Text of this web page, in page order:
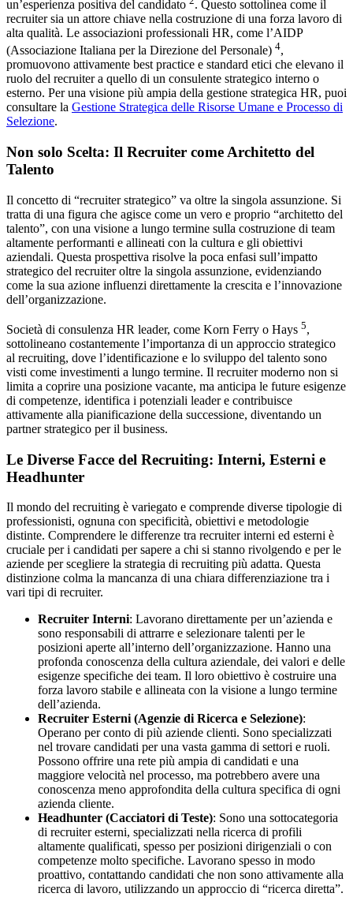
un’esperienza positiva del candidato
. Questo sottolinea come il
recruiter sia un attore chiave nella costruzione di una forza lavoro di
alta qualità. Le associazioni professionali HR, come l’AIDP
(Associazione Italiana per la Direzione del Personale) 4,
promuovono attivamente best practice e standard etici che elevano il
ruolo del recruiter a quello di un consulente strategico interno o
esterno. Per una visione più ampia della gestione strategica HR, puoi
consultare la Gestione Strategica delle Risorse Umane e Processo di
Selezione.
Non solo Scelta: Il Recruiter come Architetto del
Talento
Il concetto di “recruiter strategico” va oltre la singola assunzione. Si
tratta di una figura che agisce come un vero e proprio “architetto del
talento”, con una visione a lungo termine sulla costruzione di team
altamente performanti e allineati con la cultura e gli obiettivi
aziendali. Questa prospettiva risolve la poca enfasi sull’impatto
strategico del recruiter oltre la singola assunzione, evidenziando
come la sua azione influenzi direttamente la crescita e l’innovazione
dell’organizzazione.
Società di consulenza HR leader, come Korn Ferry o Hays 5,
sottolineano costantemente l’importanza di un approccio strategico
al recruiting, dove l’identificazione e lo sviluppo del talento sono
visti come investimenti a lungo termine. Il recruiter moderno non si
limita a coprire una posizione vacante, ma anticipa le future esigenze
di competenze, identifica i potenziali leader e contribuisce
attivamente alla pianificazione della successione, diventando un
partner strategico per il business.
Le Diverse Facce del Recruiting: Interni, Esterni e
Headhunter
Il mondo del recruiting è variegato e comprende diverse tipologie di
professionisti, ognuna con specificità, obiettivi e metodologie
distinte. Comprendere le differenze tra recruiter interni ed esterni è
cruciale per i candidati per sapere a chi si stanno rivolgendo e per le
aziende per scegliere la strategia di recruiting più adatta. Questa
distinzione colma la mancanza di una chiara differenziazione tra i
vari tipi di recruiter.
Recruiter Interni: Lavorano direttamente per un’azienda e
sono responsabili di attrarre e selezionare talenti per le
posizioni aperte all’interno dell’organizzazione. Hanno una
profonda conoscenza della cultura aziendale, dei valori e delle
esigenze specifiche dei team. Il loro obiettivo è costruire una
forza lavoro stabile e allineata con la visione a lungo termine
dell’azienda.
Recruiter Esterni (Agenzie di Ricerca e Selezione):
Operano per conto di più aziende clienti. Sono specializzati
nel trovare candidati per una vasta gamma di settori e ruoli.
Possono offrire una rete più ampia di candidati e una
maggiore velocità nel processo, ma potrebbero avere una
conoscenza meno approfondita della cultura specifica di ogni
azienda cliente.
Headhunter (Cacciatori di Teste): Sono una sottocategoria
di recruiter esterni, specializzati nella ricerca di profili
altamente qualificati, spesso per posizioni dirigenziali o con
competenze molto specifiche. Lavorano spesso in modo
proattivo, contattando candidati che non sono attivamente alla
ricerca di lavoro, utilizzando un approccio di “ricerca diretta”.